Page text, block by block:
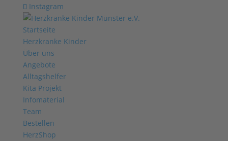
Instagram
Startseite
Herzkranke Kinder
Über uns
Angebote
Alltagshelfer
Kita Projekt
Infomaterial
Team
Bestellen
HerzShop